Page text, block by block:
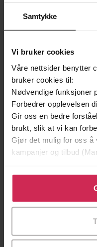
Samtykke
Vi bruker cookies
Våre nettsider benytter
bruker cookies til:
Nødvendige funksjoner
Forbedrer opplevelsen
Gir oss en bedre
brukt, slik at vi kan
Gjør det mulig for oss å
kampanjer og tilbud
Klikk på «Godta alle»
bruke cookies for alle
tilpasse ditt samtykke
249,-
Arv og miljø